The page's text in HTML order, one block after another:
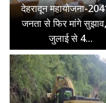
देहरादून महायोजना-
जनता से फिर मांगे
जुलाई से 4...